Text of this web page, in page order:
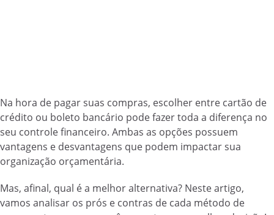
Na hora de pagar suas compras, escolher entre cartão de
crédito ou boleto bancário pode fazer toda a diferença no
seu controle financeiro. Ambas as opções possuem
vantagens e desvantagens que podem impactar sua
organização orçamentária.
Mas, afinal, qual é a melhor alternativa? Neste artigo,
vamos analisar os prós e contras de cada método de